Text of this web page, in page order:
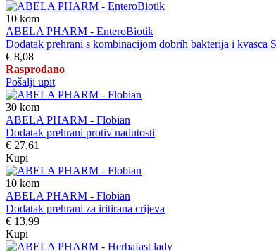
10 kom
ABELA PHARM - EnteroBiotik
Dodatak prehrani s kombinacijom dobrih bakterija i kvasca
€ 8,08
Rasprodano
Pošalji upit
30 kom
ABELA PHARM - Flobian
Dodatak prehrani protiv nadutosti
€ 27,61
Kupi
10 kom
ABELA PHARM - Flobian
Dodatak prehrani za iritirana crijeva
€ 13,99
Kupi